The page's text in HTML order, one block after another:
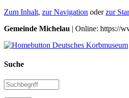
Zum Inhalt, zur Navigation oderzur
Gemeinde Michelau | Online: https://
Suche